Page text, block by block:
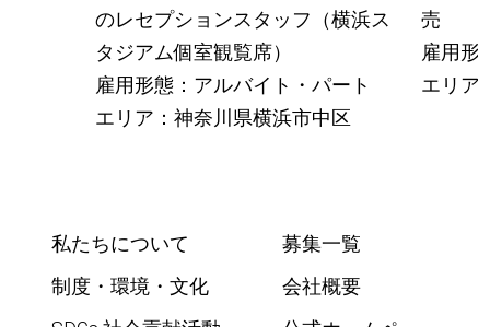
のレセプションスタッフ（横浜ス
タジアム個室観覧席）
雇用形態：アルバイト・パート
エリア：神奈川県横浜市中区
売
雇用形
エリア
私たちについて
制度・環境・文化
募集一覧
会社概要